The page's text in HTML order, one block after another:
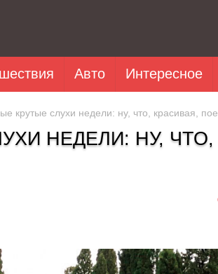
Авто Интересное
крутые слухи недели: ну, что, красивая,
НЕДЕЛИ: НУ,